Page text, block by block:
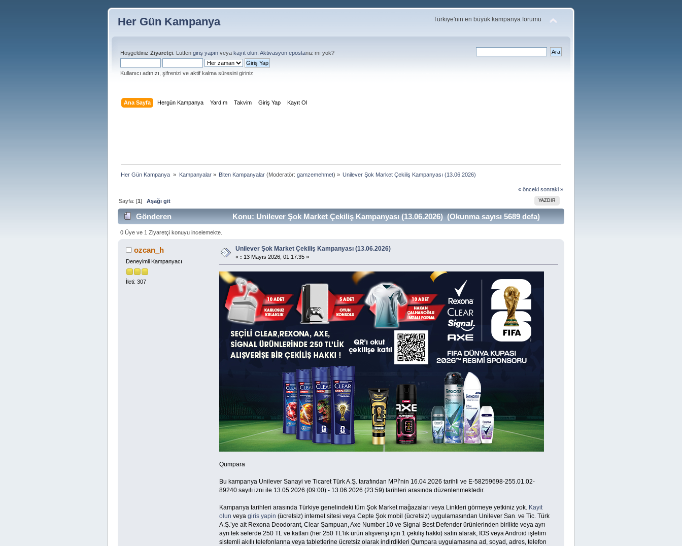
Her Gün Kampanya Türkiye'nin en büyük kampanya forumu
Hoşgeldiniz Ziyaretçi . Lütfen giriş yapın veya kayıt olun Aktivasyon epostanız mı yok?
Kullanıcı adınızı, şifrenizi ve aktif kalma süresini giriniz
Ana Sayfa Hergün Kampanya Yardım Takvim Giriş Yap Kayıt Ol
Her Gün Kampanya » Kampanyalar» Biten Kampanyalar(Moderatör: gamzemehmet) » Unilever Şok Market Çekiliş Kampanyası (13.06.2026)
« önceki sonraki »
YAZDIR
Sayfa: [1]Aşağı git
Gönderen Konu: Unilever Şok Market Çekiliş Kampanyası (13.06.2026) (Okunma sayısı 5689 defa)
0 Üye ve 1 Ziyaretçi konuyu incelemekte.
ozcan_h
Deneyimli Kampanyacı
İleti: 307
Unilever Şok Market Çekiliş Kampanyası (13.06.2026)
« : 13 Mayıs 2026, 01:17:35 »
Qumpara
Bu kampanya Unilever Sanayi ve Ticaret Türk A.Ş. tarafından MPİ’nin 16.04.2026 tarihli ve E-58259698-255.01.02-
89240 sayılı izni ile 13.05.2026 (09:00) - 13.06.2026 (23:59) tarihleri arasında düzenlenmektedir.
Kampanya tarihleri arasında Türkiye genelindeki tüm Şok Market mağazaları veya Linkleri görmeye yetkiniz yok. Kayit
olun veya giris yapin (ücretsiz) internet sitesi veya Cepte Şok mobil (ücretsiz) uygulamasından Unilever San. ve Tic. Türk
A.Ş.’ye ait Rexona Deodorant, Clear Şampuan, Axe Number 10 ve Signal Best Defender ürünlerinden birlikte veya ayrı
ayrı tek seferde 250 TL ve katları (her 250 TL’lik ürün alışverişi için 1 çekiliş hakkı) satın alarak, IOS veya Android işletim
sistemli akıllı telefonlarına veya tabletlerine ücretsiz olarak indirdikleri Qumpara uygulamasına ad, soyad, adres, telefon